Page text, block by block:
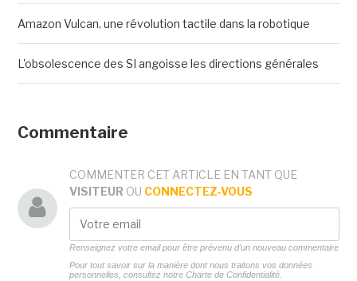
Amazon Vulcan, une révolution tactile dans la robotique
L'obsolescence des SI angoisse les directions générales
Commentaire
COMMENTER CET ARTICLE EN TANT QUE
VISITEUR OU CONNECTEZ-VOUS
Renseignez votre email pour être prévenu d'un nouveau commentaire
Pour tout savoir sur la manière dont nous traitons vos données
personnelles, consultez notre Charte de Confidentialité.